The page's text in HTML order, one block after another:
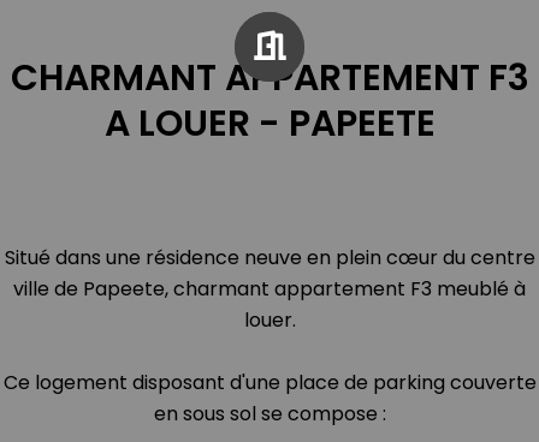
CHARMANT APPARTEMENT F3
A LOUER - PAPEETE
Situé dans une résidence neuve en plein cœur du centre
ville de Papeete, charmant appartement F3 meublé à
louer.
Ce logement disposant d'une place de parking couverte
en sous sol se compose :